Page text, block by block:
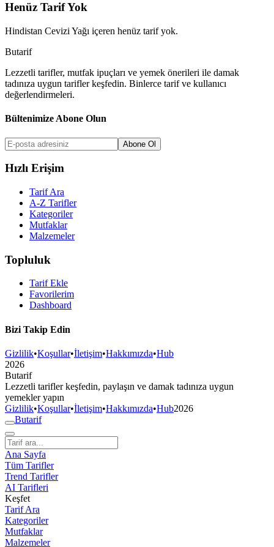
Henüz Tarif Yok
Hindistan Cevizi Yağı içeren henüz tarif yok.
Butarif
Lezzetli tarifler, mutfak ipuçları ve yemek önerileri ile damak
tadınıza uygun tarifler keşfedin. Binlerce tarif ve kullanıcı
değerlendirmeleri.
Bültenimize Abone Olun
Abone Ol
Hızlı Erişim
Tarif Ara
A-Z Tarifler
Kategoriler
Mutfaklar
Malzemeler
Topluluk
Tarif Ekle
Favorilerim
Dashboard
Bizi Takip Edin
Gizlilik•Koşullar•İletişim•Hakkımızda•Hub
2026
Butarif
Lezzetli tarifler keşfedin, paylaşın ve damak tadınıza uygun
yemekler yapın
Gizlilik•Koşullar•İletişim•Hakkımızda•Hub2026
Butarif
Ana Sayfa
Tüm Tarifler
Trend Tarifler
AI Tarifleri
Keşfet
Tarif Ara
Kategoriler
Mutfaklar
Malzemeler